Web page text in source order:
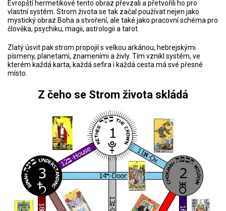
Evropští hermetikové tento obraz převzali a přetvořili ho pro
vlastní systém. Strom života se tak začal používat nejen jako
mystický obraz Boha a stvoření, ale také jako pracovní schéma pro
člověka, psychiku, magii, astrologii a tarot.
Zlatý úsvit pak strom propojil s velkou arkánou, hebrejskými
písmeny, planetami, znameními a živly. Tím vznikl systém, ve
kterém každá karta, každá sefira i každá cesta má své přesné
místo.
Z čeho se Strom života skládá